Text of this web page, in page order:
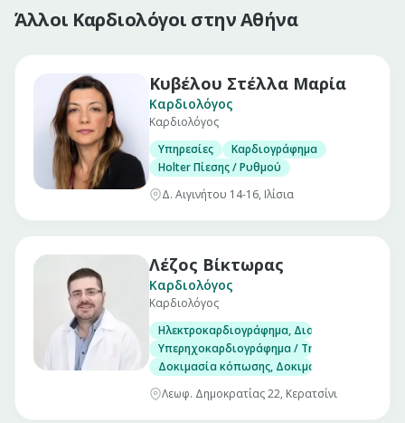
Άλλοι Καρδιολόγοι στην Αθήνα
Κυβέλου Στέλλα Μαρία
Καρδιολόγος
Καρδιολόγος
Υπηρεσίες
Καρδιογράφημα
Holter Πίεσης / Ρυθμού
Δ. Αιγινήτου 14-16, Ιλίσια
Λέζος Βίκτωρας
Καρδιολόγος
Καρδιολόγος
Ηλεκτροκαρδιογράφημα, Διοισοφάγειο
Υπερηχοκαρδιογράφημα / Triplex
Δοκιμασία κόπωσης, Δοκιμασία ανάκλισης
Λεωφ. Δημοκρατίας 22, Κερατσίνι